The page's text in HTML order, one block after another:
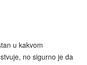
u kakvom
no sigurno je da